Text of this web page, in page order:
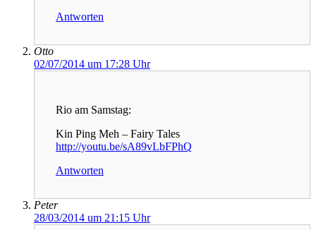
Antworten
Otto
02/07/2014 um 17:28 Uhr
Rio am Samstag:
Kin Ping Meh – Fairy Tales
http://youtu.be/sA89vLbFPhQ
Antworten
Peter
28/03/2014 um 21:15 Uhr